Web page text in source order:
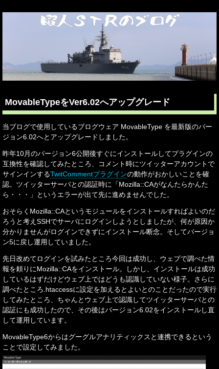
MovableTypeをVer6.02へアップグレード
当ブログで使用しているブログウェア MovableType を最新版のバー
ジョン6.02へとアップグレードしました。
昨年10月のバージョン6公開後すぐにインストールしてプラグインの
互換性を確認してみたところ、コメント時にツイッターアカウントで
サインインするTwitCommentプラグインの動作がおかしいことを確
認。ツイッターサーバとの認証時に「Mozilla::CAがなんたらかんた
ら・・・」というエラーが出て先に進めませんでした。
おそらくMozilla::CAというモジュールをインストールすればよいのだ
ろうと考えSSHでサーバにログインしようとしましたが、何が原因か
分かりませんがログインできずにインストール断念。そしてバージョ
ン5に戻し運用していました。
先日改めてログインを試みたところ今回は成功し、ウェブで調べた情
報を頼りにMozilla::CAをインストール。しかし、インストールは成功
しているはずだけどウェブ上ではどうも認識していない様子。さらに
調べたところ.htaccessに設定を加えるとよいとのことだったので実行
してみたところ、ちゃんとウェブ上で認識してツイッターサーバとの
認証にも成功したので、その後はバージョン6.02をインストールし直
して運用しています。
MovableType6からはグーグルアナリティックスと連携できるという
ことで設定してみました。